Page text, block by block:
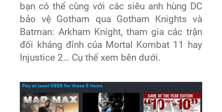
bạn có thể cùng với các siêu anh hùng DC
bảo vệ Gotham qua Gotham Knights và
Batman: Arkham Knight, tham gia các trận
đối kháng đỉnh của Mortal Kombat 11 hay
Injustice 2… Cụ thể xem bên dưới.